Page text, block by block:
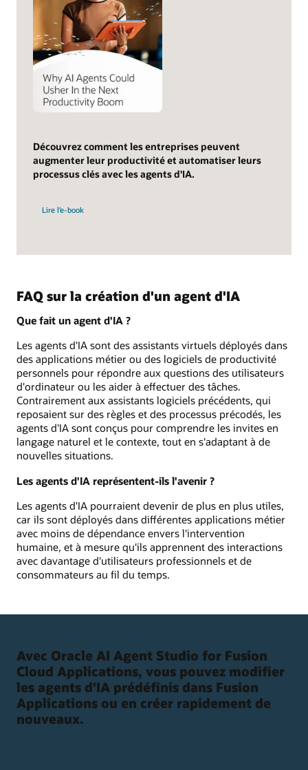
Découvrez comment les entreprises peuvent
augmenter leur productivité et automatiser leurs
processus clés avec les agents d'IA.
Lire l’e-book
FAQ sur la création d'un agent d'IA
Que fait un agent d'IA ?
Les agents d'IA sont des assistants virtuels déployés dans
des applications métier ou des logiciels de productivité
personnels pour répondre aux questions des utilisateurs
d'ordinateur ou les aider à effectuer des tâches.
Contrairement aux assistants logiciels précédents, qui
reposaient sur des règles et des processus précodés, les
agents d'IA sont conçus pour comprendre les invites en
langage naturel et le contexte, tout en s'adaptant à de
nouvelles situations.
Les agents d'IA représentent-ils l'avenir ?
Les agents d'IA pourraient devenir de plus en plus utiles,
car ils sont déployés dans différentes applications métier
avec moins de dépendance envers l'intervention
humaine, et à mesure qu'ils apprennent des interactions
avec davantage d'utilisateurs professionnels et de
consommateurs au fil du temps.
Avec Oracle AI Agent Studio for Fusion
Cloud Applications, vous pouvez modifier
les agents d'IA prédéfinis dans Fusion
Applications ou en créer rapidement de
nouveaux.